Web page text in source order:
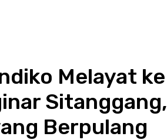
Melayat ke
Sitanggang,
Berpulang